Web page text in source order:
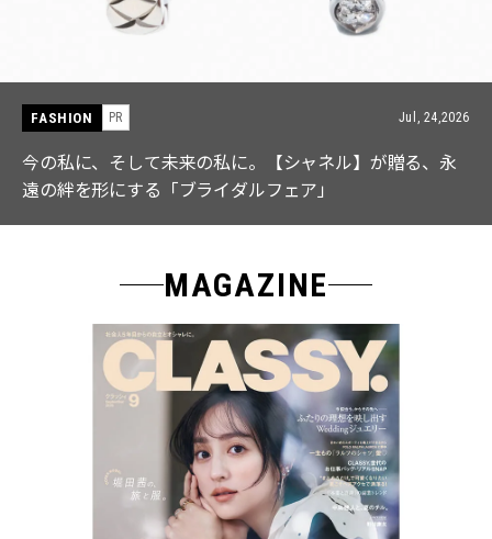
FASHION PR Jul, 15,2026
【ICB】人気インフルエンサーと共同制作! 週5で着たく
なる「名品ブラウス」２選
MAGAZINE